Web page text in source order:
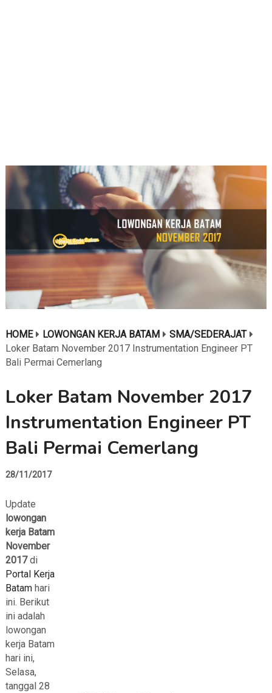
HOME LOWONGAN KERJA BATAM
SMA/SEDERAJAT
Loker Batam November 2017 Instrumentation Engineer PT
Bali Permai Cemerlang
Loker Batam November 2017
Instrumentation Engineer PT
Bali Permai Cemerlang
28/11/2017
Update
lowongan
kerja Batam
November
2017di
Portal Kerja
Batamhari
ini. Berikut
ini adalah
lowongan
kerja Batam
hari ini,
Selasa,
tanggal 28